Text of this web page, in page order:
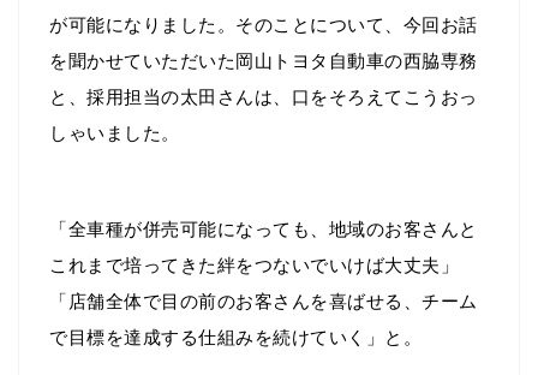
が可能になりました。そのことについて、今回お話
を聞かせていただいた岡山トヨタ自動車の西脇専務
と、採用担当の太田さんは、口をそろえてこうおっ
しゃいました。
「全車種が併売可能になっても、地域のお客さんと
これまで培ってきた絆をつないでいけば大丈夫」
「店舗全体で目の前のお客さんを喜ばせる、チーム
で目標を達成する仕組みを続けていく」と。